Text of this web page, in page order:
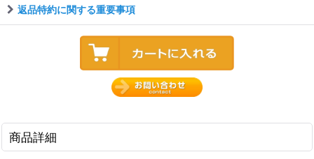
返品特約に関する重要事項
商品詳細